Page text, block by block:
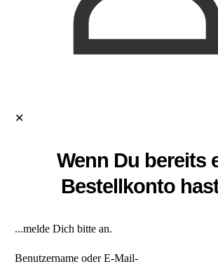
✕
Wenn Du bereits
Bestellkonto
...melde Dich bitte an.
Benutzername oder E-Mail-